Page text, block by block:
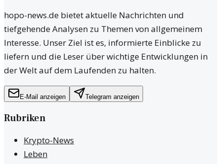
hopo-news.de bietet aktuelle Nachrichten und
tiefgehende Analysen zu Themen von allgemeinem
Interesse. Unser Ziel ist es, informierte Einblicke zu
liefern und die Leser über wichtige Entwicklungen in
der Welt auf dem Laufenden zu halten.
E-Mail anzeigen Telegram anzeigen
Rubriken
Krypto-News
Leben